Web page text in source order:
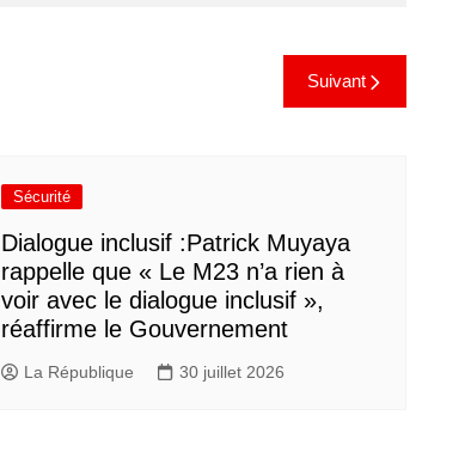
Suivant
Sécurité
Dialogue inclusif :Patrick Muyaya
rappelle que « Le M23 n’a rien à
voir avec le dialogue inclusif »,
réaffirme le Gouvernement
La République 30 juillet 2026